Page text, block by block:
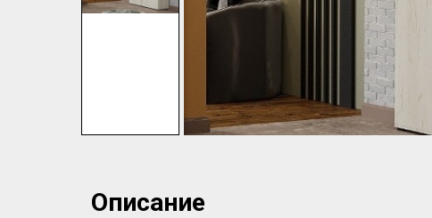
Описание